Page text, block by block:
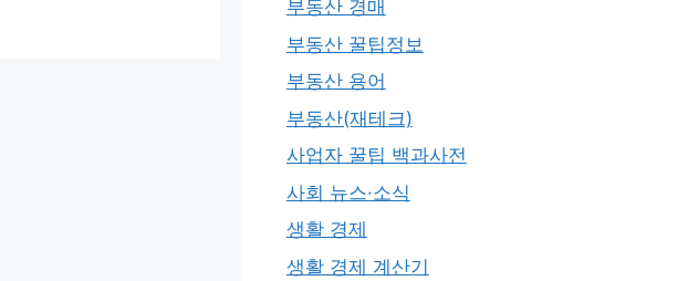
부동산 경매
부동산 꿀팁정보
부동산 용어
부동산(재테크)
사업자 꿀팁 백과사전
사회 뉴스·소식
생활 경제
생활 경제 계산기